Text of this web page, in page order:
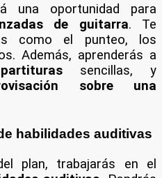
una oportunidad para
de guitarra. Te
como el punteo, los
Además, aprenderás a
sencillas, y
sobre una
habilidades auditivas
plan, trabajarás en el